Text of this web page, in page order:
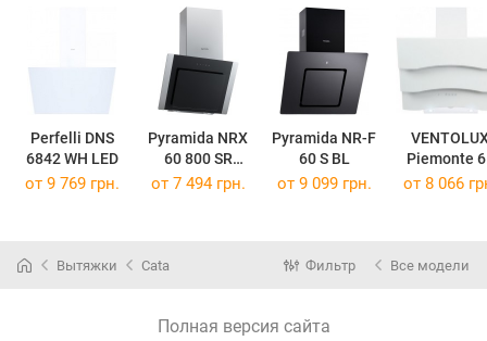
Perfelli DNS
6842 WH LED
Pyramida NRX
60 800 SR
XGBL
Pyramida NR-F
60 S BL
Piemonte
WH 750 TRC
от 9 769 грн. от 7 494 грн. от 9 099 грн. от 8 066
Вытяжки Cata Фильтр Все модели
Полная версия сайта